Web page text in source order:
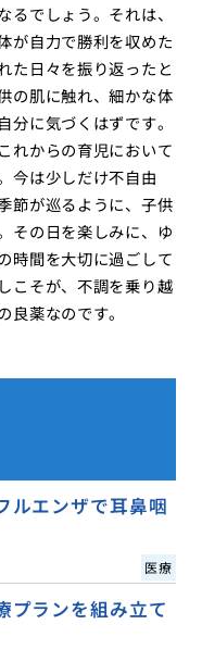
でしょう。それは、
が自力で勝利を収めた
た日々を振り返ったと
の肌に触れ、細かな体
に気づくはずです。
れからの育児において
今は少しだけ不自由
節が巡るように、子供
その日を楽しみに、ゆ
時間を大切に過ごして
こそが、不調を乗り越
薬なのです。
ルエンザで耳鼻咽
医療
プランを組み立て